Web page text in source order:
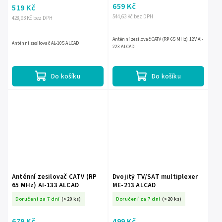
428,93 Kč bez DPH
519 Kč
Do košíku
Anténní zesilovač AL-105 ALCAD
544,63 Kč bez DPH
659 Kč
Do košíku
Anténní zesilovač CATV (RP 65 MHz) 12V AI-
223 ALCAD
Anténní zesilovač CATV (RP
65 MHz) AI-133 ALCAD
Doručení za 7 dní (>20 ks)
Dvojitý TV/SAT multiplexer
ME-213 ALCAD
Doručení za 7 dní (>20 ks)